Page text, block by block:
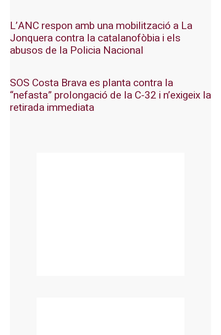
L’ANC respon amb una mobilització a La
Jonquera contra la catalanofòbia i els
abusos de la Policia Nacional
SOS Costa Brava es planta contra la
“nefasta” prolongació de la C-32 i n’exigeix la
retirada immediata